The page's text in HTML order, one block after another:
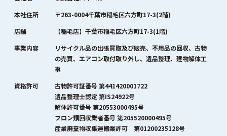
本社住所
〒263-0004千葉市稲毛区六方町17-3(2階)
店舗
【稲毛店】千葉市稲毛区六方町17-3(1階)
事業内容
リサイクル品の出張買取及び販売、不用品の回収、古物
の売買、エアコン取付取り外し、遺品整理、建物解体工
事
資格許可
古物許可証番号 第441420001722
遺品整理士認定 第IS24922号
解体許可番号 第20553000495号
フロン類回収業者番号 第205520000495号
産業廃棄物収集運搬業許可 第01200235128号